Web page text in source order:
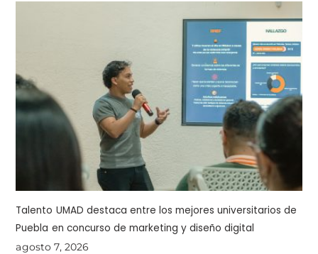
Talento UMAD destaca entre los mejores universitarios de
Puebla en concurso de marketing y diseño digital
agosto 7, 2026